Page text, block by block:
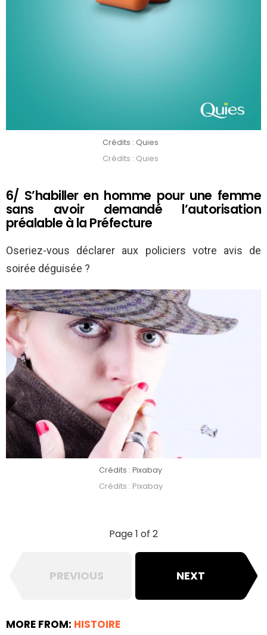
Crédits : Quies
Crédits : Quies
6/ S’habiller en homme pour une femme
sans avoir demandé l’autorisation
préalable à la Préfecture
Oseriez-vous déclarer aux policiers votre avis de
soirée déguisée ?
Crédits : Pixabay
Crédits : Pixabay
Page 1 of 2
PREVIOUS NEXT
MORE FROM: HISTOIRE